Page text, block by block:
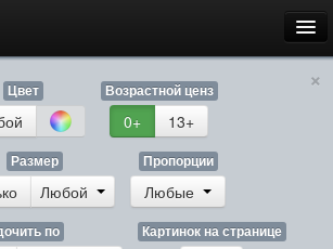
×
Цвет Возрастной ценз
0+ 13+
Размер
Любой
Пропорции
Любые
по Картинок на странице